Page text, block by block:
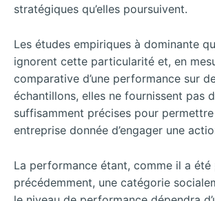
stratégiques qu’elles poursuivent.
Les études empiriques à dominante
ignorent cette particularité et, en
comparative d’une performance sur
échantillons, elles ne fournissent pas
suffisamment précises pour
entreprise donnée d’engager une
La performance étant, comme il a été
précédemment, une catégorie